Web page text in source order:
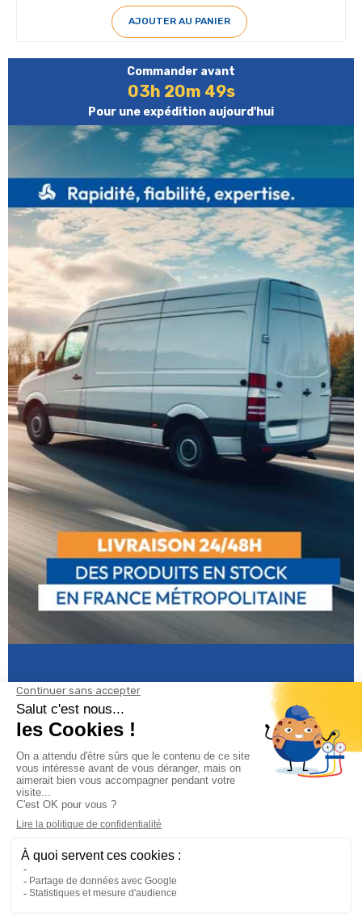
Commander avant
03h 20m 48s
Pour une expédition aujourd'hui
AJOUTER AU PANIER
Informations
Climservice
Informations